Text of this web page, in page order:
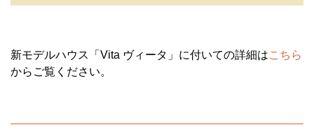
新モデルハウス「Vita ヴィータ」に付いての詳細はこちら
からご覧ください。